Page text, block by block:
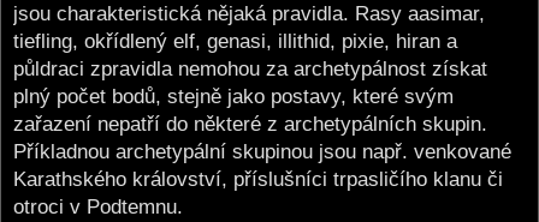
jsou charakteristická nějaká pravidla. Rasy aasimar,
tiefling, okřídlený elf, genasi, illithid, pixie, hiran a
půldraci zpravidla nemohou za archetypálnost získat
plný počet bodů, stejně jako postavy, které svým
zařazení nepatří do některé z archetypálních skupin.
Příkladnou archetypální skupinou jsou např. venkované
Karathského království, příslušníci trpasličího klanu či
otroci v Podtemnu.